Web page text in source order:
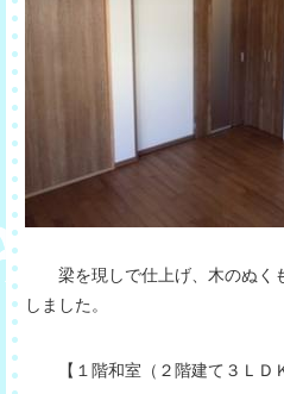
梁を現しで仕上げ、木のぬく
しました。
【１階和室（２階建て３ＬＤＫ